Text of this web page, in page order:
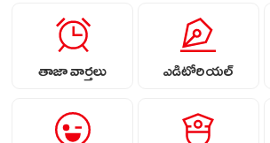
తాజా వార్తలు ఎడిటోరియల్